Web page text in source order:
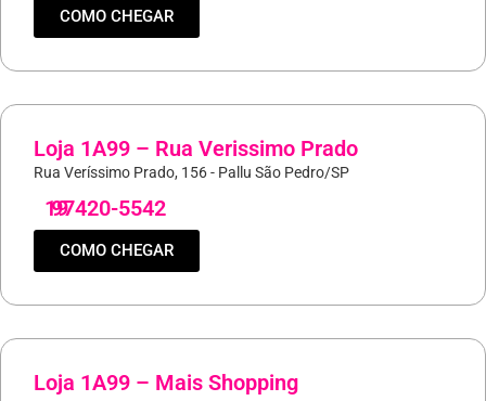
COMO CHEGAR
Loja 1A99 – Rua Verissimo Prado
Rua Veríssimo Prado, 156 - Pallu São Pedro/SP
19
97420-5542
COMO CHEGAR
Loja 1A99 – Mais Shopping